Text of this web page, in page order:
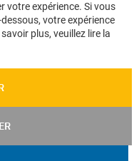
votre expérience. Si vous
votre expérience
plus, veuillez lire la